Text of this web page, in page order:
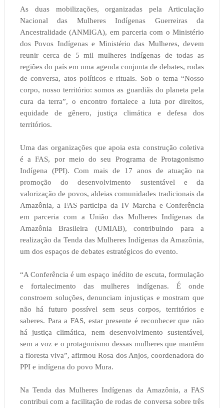
As duas mobilizações, organizadas pela Articulação
Nacional das Mulheres Indígenas Guerreiras da
Ancestralidade (ANMIGA), em parceria com o Ministério
dos Povos Indígenas e Ministério das Mulheres, devem
reunir cerca de 5 mil mulheres indígenas de todas as
regiões do país em uma agenda conjunta de debates, rodas
de conversa, atos políticos e rituais. Sob o tema “Nosso
corpo, nosso território: somos as guardiãs do planeta pela
cura da terra”, o encontro fortalece a luta por direitos,
equidade de gênero, justiça climática e defesa dos
territórios.
Uma das organizações que apoia esta construção coletiva
é a FAS, por meio do seu Programa de Protagonismo
Indígena (PPI). Com mais de 17 anos de atuação na
promoção do desenvolvimento sustentável e da
valorização de povos, aldeias comunidades tradicionais da
Amazônia, a FAS participa da IV Marcha e Conferência
em parceria com a União das Mulheres Indígenas da
Amazônia Brasileira (UMIAB), contribuindo para a
realização da Tenda das Mulheres Indígenas da Amazônia,
um dos espaços de debates estratégicos do evento.
“A Conferência é um espaço inédito de escuta, formulação
e fortalecimento das mulheres indígenas. É onde
constroem soluções, denunciam injustiças e mostram que
não há futuro possível sem seus corpos, territórios e
saberes. Para a FAS, estar presente é reconhecer que não
há justiça climática, nem desenvolvimento sustentável,
sem a voz e o protagonismo dessas mulheres que mantêm
a floresta viva”, afirmou Rosa dos Anjos, coordenadora do
PPI e indígena do povo Mura.
Na Tenda das Mulheres Indígenas da Amazônia, a FAS
contribui com a facilitação de rodas de conversa sobre três